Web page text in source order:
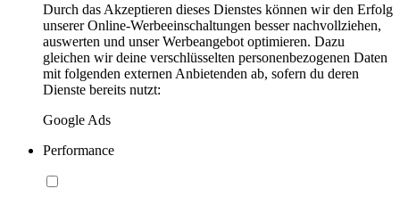
Durch das Akzeptieren dieses Dienstes können wir den Erfolg
unserer Online-Werbeeinschaltungen besser nachvollziehen,
auswerten und unser Werbeangebot optimieren. Dazu
gleichen wir deine verschlüsselten personenbezogenen Daten
mit folgenden externen Anbietenden ab, sofern du deren
Dienste bereits nutzt:
Google Ads
Performance